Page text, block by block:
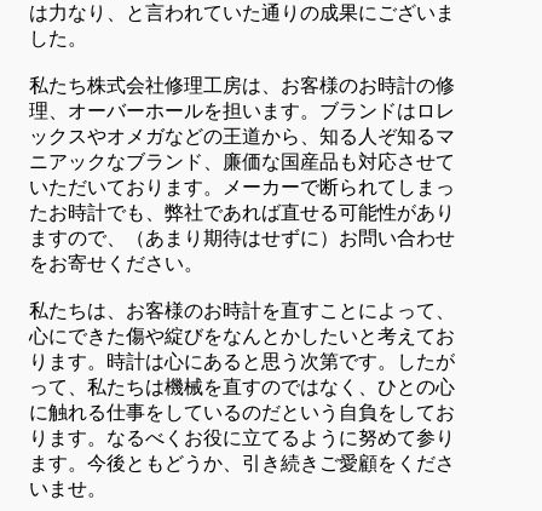
は力なり、と言われていた通りの成果にございま
した。
私たち株式会社修理工房は、お客様のお時計の修
理、オーバーホールを担います。ブランドはロレ
ックスやオメガなどの王道から、知る人ぞ知るマ
ニアックなブランド、廉価な国産品も対応させて
いただいております。メーカーで断られてしまっ
たお時計でも、弊社であれば直せる可能性があり
ますので、（あまり期待はせずに）お問い合わせ
をお寄せください。
私たちは、お客様のお時計を直すことによって、
心にできた傷や綻びをなんとかしたいと考えてお
ります。時計は心にあると思う次第です。したが
って、私たちは機械を直すのではなく、ひとの心
に触れる仕事をしているのだという自負をしてお
ります。なるべくお役に立てるように努めて参り
ます。今後ともどうか、引き続きご愛顧をくださ
いませ。